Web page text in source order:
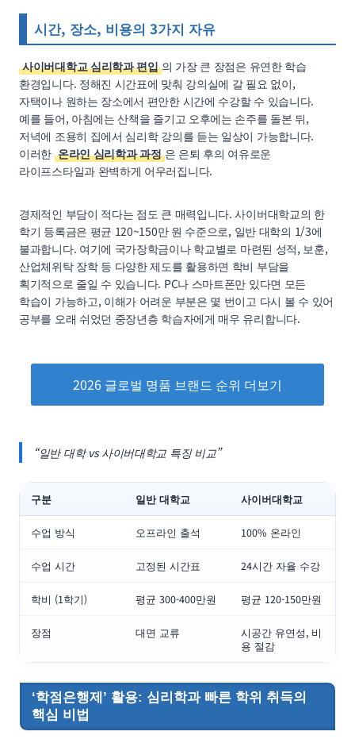
시간, 장소, 비용의 3가지 자유
사이버대학교 심리학과 편입 의 가장 큰 장점은 유연한 학습
환경입니다. 정해진 시간표에 맞춰 강의실에 갈 필요 없이,
자택이나 원하는 장소에서 편안한 시간에 수강할 수 있습니다.
예를 들어, 아침에는 산책을 즐기고 오후에는 손주를 돌본 뒤,
저녁에 조용히 집에서 심리학 강의를 듣는 일상이 가능합니다.
이러한 온라인 심리학과 과정 은 은퇴 후의 여유로운
라이프스타일과 완벽하게 어우러집니다.
경제적인 부담이 적다는 점도 큰 매력입니다. 사이버대학교의 한
학기 등록금은 평균 120~150만 원 수준으로, 일반 대학의 1/3에
불과합니다. 여기에 국가장학금이나 학교별로 마련된 성적, 보훈,
산업체위탁 장학 등 다양한 제도를 활용하면 학비 부담을
획기적으로 줄일 수 있습니다. PC나 스마트폰만 있다면 모든
학습이 가능하고, 이해가 어려운 부분은 몇 번이고 다시 볼 수 있어
공부를 오래 쉬었던 중장년층 학습자에게 매우 유리합니다.
2026 글로벌 명품 브랜드 순위 더보기
“일반 대학 vs 사이버대학교 특징 비교”
구분 일반 대학교 사이버대학교
수업 방식 오프라인 출석 100% 온라인
수업 시간 고정된 시간표 24시간 자율 수강
학비 (1학기) 평균 300-400만원 평균 120-150만원
장점 대면 교류
시공간 유연성, 비
용 절감
‘학점은행제’ 활용: 심리학과 빠른 학위 취득의
핵심 비법